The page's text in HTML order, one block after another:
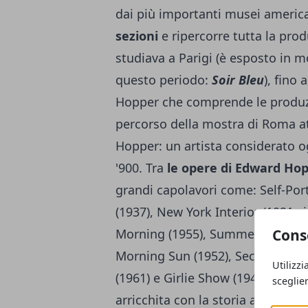
dai più importanti musei
sezioni e ripercorre tutta la
studiava a Parigi (è esposto in
questo periodo: Soir Bleu), fino
Hopper che comprende le
percorso della mostra di Roma
Hopper: un artista considerato
'900. Tra le opere di Edward
grandi capolavori come: Self-
(1937), New York Interior (1921
Morning (1955), Summer Interior
Morning Sun (1952), Second
(1961) e Girlie Show (1941).La
arricchita con la storia